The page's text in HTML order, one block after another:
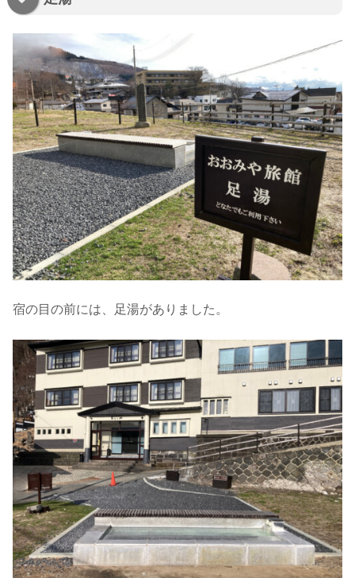
宿の目の前には、足湯がありました。